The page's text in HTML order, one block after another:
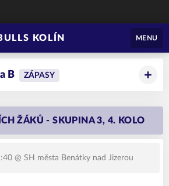
KOLÍN MENU
B ZÁPASY
ŽÁKŮ - SKUPINA 3, 4. KOLO
@ SH města Benátky nad Jizerou